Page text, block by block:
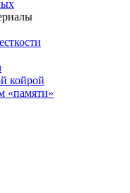
койрой
«памяти»